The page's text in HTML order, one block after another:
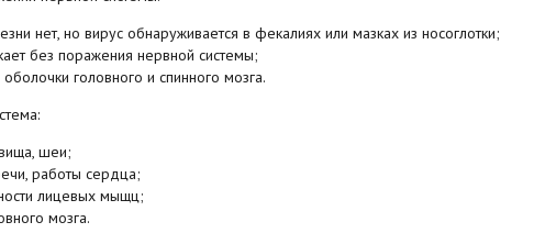
нет, но вирус обнаруживается в фекалиях или мазках из носоглотки;
без поражения нервной системы;
головного и спинного мозга.
шеи;
работы сердца;
лицевых мыщц;
мозга.